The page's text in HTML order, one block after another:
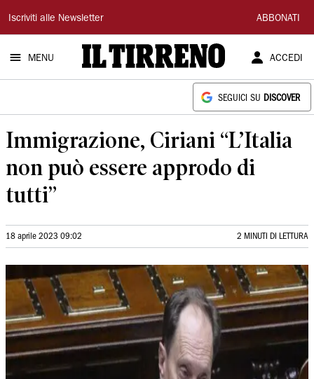
Il
Tirreno
Iscriviti alle Newsletter ABBONATI
MENU ACCEDI
SEGUICI SU DISCOVER
Immigrazione, Ciriani “L’Italia
non può essere approdo di
tutti”
18 aprile 2023 09:02 2 MINUTI DI LETTURA